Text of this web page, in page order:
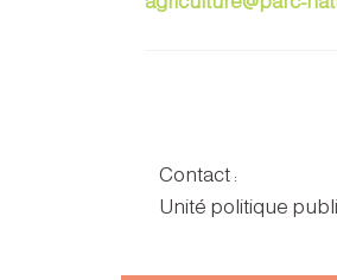
Contact :
Unité politique